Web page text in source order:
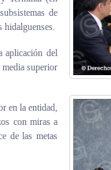
de
hidalguenses.
aplicación del
superior
en la entidad,
con miras a
de las metas